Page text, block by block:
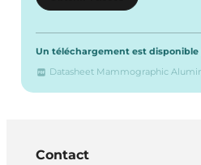
Un téléchargement est
Datasheet Mammographic
Contact